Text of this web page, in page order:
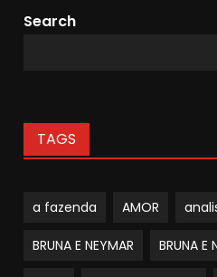
Search
TAGS
a fazenda AMOR
BRUNA E NEYMAR BRUNA E